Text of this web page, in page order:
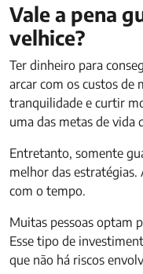
Vale a pena
velhice?
Ter dinheiro para
arcar com os custos de
tranquilidade e curtir
uma das metas de vida
Entretanto, somente
melhor das
com o tempo.
Muitas pessoas optam
Esse tipo de
que não há riscos